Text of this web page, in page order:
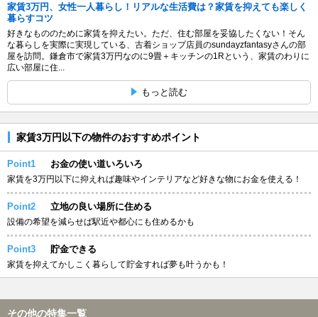
家賃3万円、女性一人暮らし！リアルな生活費は？家賃を抑えても楽しく
暮らすコツ
好きなもののために家賃を抑えたい。ただ、住む部屋を妥協したくない！そん
な暮らしを実際に実現している、古着ショップ店員のsundayzfantasyさんの部
屋を訪問。鎌倉市で家賃3万円なのに9畳＋キッチンの1Rという、家賃のわりに
広い部屋に住...
もっと読む
家賃3万円以下の物件のおすすめポイント
Point1 お金の使い道いろいろ
家賃を3万円以下に抑えれば趣味やインテリアなど好きな物にお金を使える！
Point2 立地の良い場所に住める
設備の希望を減らせば駅近や都心にも住めるかも
Point3 貯金できる
家賃を抑えてかしこく暮らして貯金すれば夢も叶うかも！
その他の特集一覧